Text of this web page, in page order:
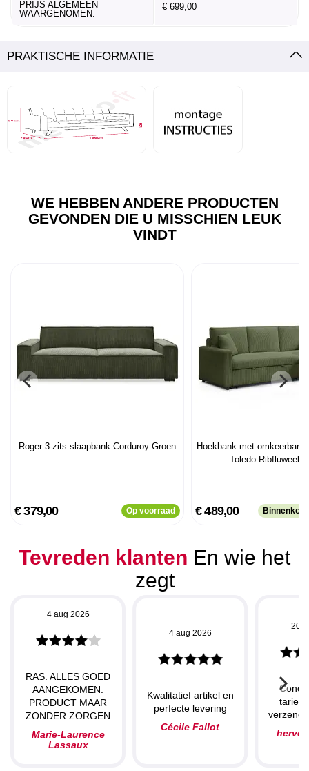
PRIJS ALGEMEEN
WAARGENOMEN:
€ 699,00
PRAKTISCHE INFORMATIE
WE HEBBEN ANDERE PRODUCTEN
GEVONDEN DIE U MISSCHIEN LEUK
VINDT
Roger 3-zits slaapbank Corduroy Groen
€ 379,00 Op voorraad
Hoekbank met omkeerbare
Toledo Ribfluweel
€ 489,00 Binnenkort
Tevreden klanten En wie het
zegt
4 aug 2026
RAS. ALLES GOED
AANGEKOMEN.
PRODUCT MAAR
ZONDER ZORGEN
Marie-Laurence
Lassaux
4 aug 2026
Kwalitatief artikel en
perfecte levering
Cécile Fallot
20
herve